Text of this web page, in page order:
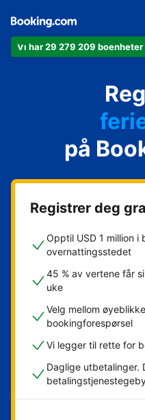
Vi har 29 279 209 boenheter
på
Registrer deg
Opptil USD 1 million
overnattingsstedet
45 % av vertene får
uke
Velg mellom
bookingforespørsel
Vi legger til rette for
Daglige utbetalinger.